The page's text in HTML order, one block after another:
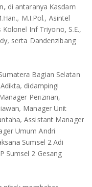
di antaranya Kasdam
M.I.Pol., Asintel
Inf Triyono, S.E.,
serta Dandenzibang
Bagian Selatan
didampingi
Perizinan,
Manager Unit
Assistant Manager
Umum Andri
Sumsel 2 Adi
Sumsel 2 Gesang